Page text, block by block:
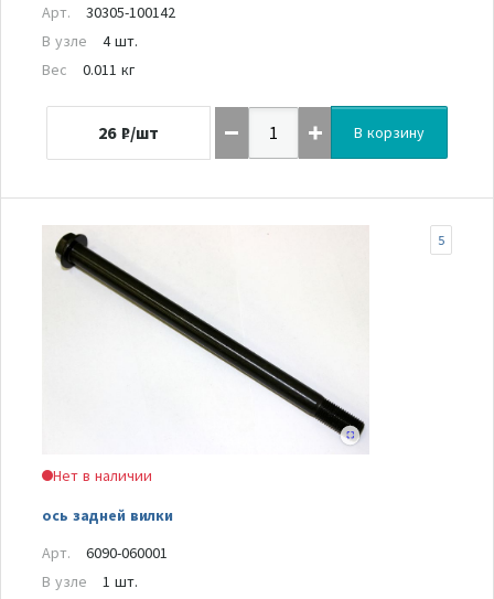
Арт.
30305-100142
В узле
4 шт.
Вес
0.011 кг
26 ₽/шт В корзину
Нет в наличии
ось задней вилки
5
Арт.
6090-060001
В узле
1 шт.